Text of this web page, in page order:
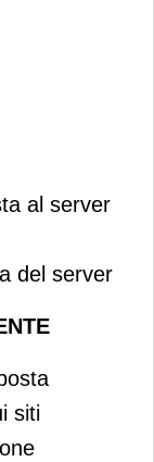
al server
del server
siti